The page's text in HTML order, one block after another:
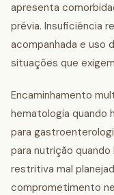
apresenta
prévia. Insuficiência
acompanhada e uso
situações que
Encaminhamento
hematologia quando
para
para nutrição
restritiva mal
comprometimento